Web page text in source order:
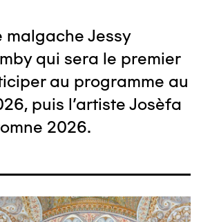
Jessy
qui sera le premier
au programme au
puis l'artiste Josèfa
2026.